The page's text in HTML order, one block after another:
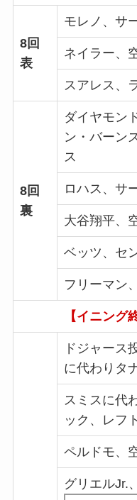
8回
表
モレノ、サ
ネイラー、
スアレス、
8回
裏
ダイヤモン
ン・バーン
ス
ロハス、サ
大谷翔平、
ベッツ、セ
フリーマン
【イニング
ドジャース
に代わりタ
スミスに代
ック、レフ
ペルドモ、
グリエルJr.